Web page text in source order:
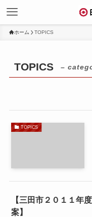
ホーム TOPICS
TOPICS –
TOPICS
【三田市２０１１年
案】